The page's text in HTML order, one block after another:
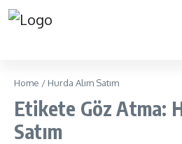
Home / Hurda Alım Satım
Etikete Göz Atma:
Satım